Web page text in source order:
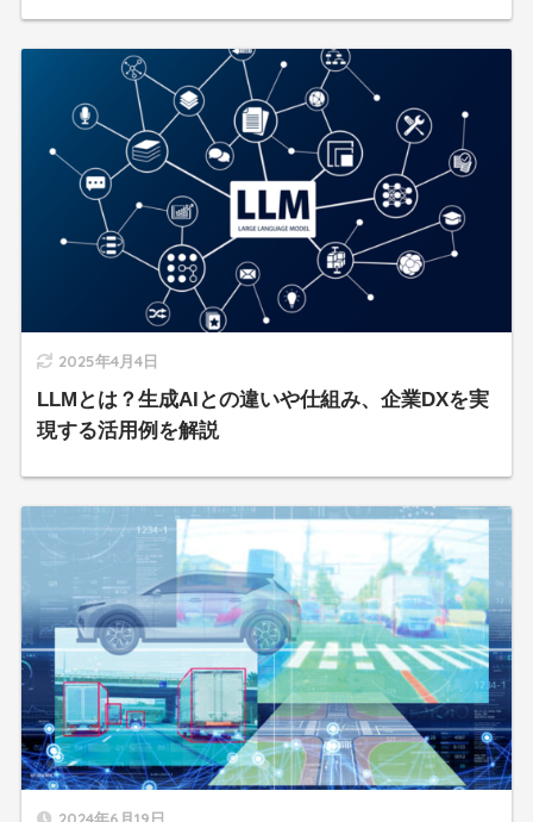
2025年4月4日
LLMとは？生成AIとの違いや仕組み、企業DXを実
現する活用例を解説
2024年6月19日